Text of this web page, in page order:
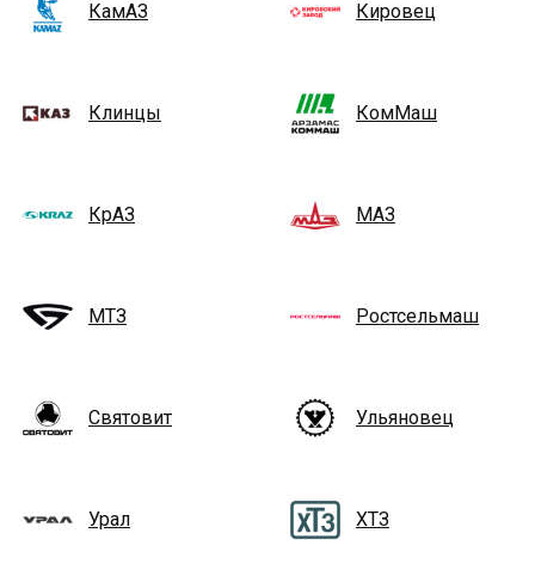
КамАЗ Кировец
Клинцы КомМаш
КрАЗ МАЗ
МТЗ Ростсельмаш
Святовит Ульяновец
Урал ХТЗ